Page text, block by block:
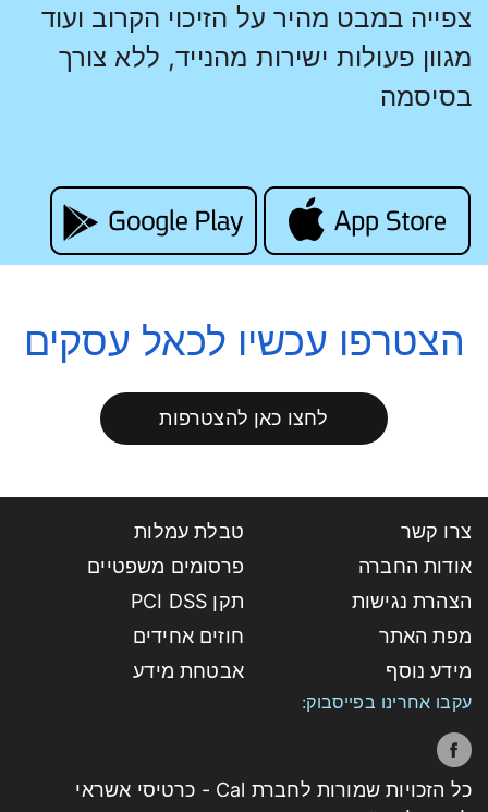
צפייה במבט מהיר על הזיכוי הקרוב ועוד
מגוון פעולות ישירות מהנייד, ללא צורך
בסיסמה
הצטרפו עכשיו לכאל עסקים
לחצו כאן להצטרפות
צרו קשר
טבלת עמלות
אודות החברה
פרסומים משפטיים
הצהרת נגישות
תקן PCI DSS
מפת האתר
חוזים אחידים
מידע נוסף
אבטחת מידע
עקבו אחרינו בפייסבוק:
כל הזכויות שמורות לחברת Cal - כרטיסי אשראי